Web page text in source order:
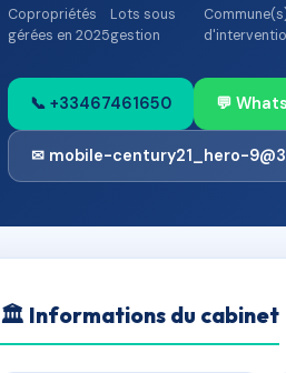
Copropriétés
gérées en 2025
Lots sous
gestion
📞 +33467461650 💬
✉ mobile-century21_hero-
🏛 Informations du cabinet